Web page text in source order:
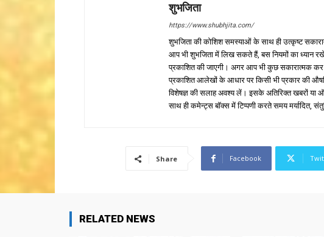
शुभजिता
https://www.shubhjita.com/
शुभजिता की कोशिश समस्याओं के साथ ही उत्कृष्ट
आप भी शुभजिता में लिख सकते हैं, बस नियमों का ध्यान
प्रकाशित की जाएगी। अगर आप भी कुछ सकारात्मक
प्रकाशित आलेखों के आधार पर किसी भी प्रकार की
विशेषज्ञ की सलाह अवश्य लें। इसके अतिरिक्त खबरों
साथ ही कमेन्ट्स बॉक्स में टिप्पणी करते समय मर्यादित,
Share Facebook
RELATED NEWS